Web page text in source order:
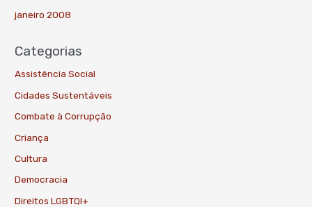
janeiro 2008
Categorias
Assistência Social
Cidades Sustentáveis
Combate à Corrupção
Criança
Cultura
Democracia
Direitos LGBTQI+